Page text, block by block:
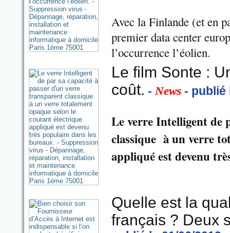
Avec la Finlande (et en
premier data center
l’occurrence l’éolien.
Le film Sonte :
coût. - News - publié
Le verre Intelligent de
classique à un verre
appliqué est devenu
Quelle est la
français ? Deux